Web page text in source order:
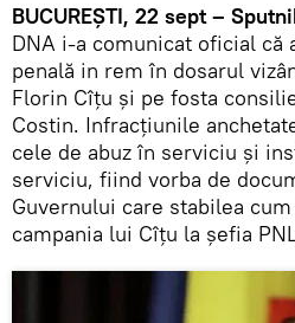
BUCUREȘTI, 22 sept –
DNA i-a comunicat oficial că
penală in rem în dosarul
Florin Cîțu și pe fosta
Costin. Infracțiunile
cele de abuz în serviciu și
serviciu, fiind vorba de
Guvernului care stabilea
campania lui Cîțu la șefia